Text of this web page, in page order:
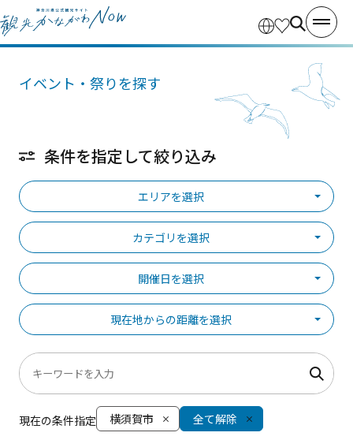
イベント・祭りを探す
条件を指定して絞り込み
エリアを選択
カテゴリを選択
開催日を選択
現在地からの距離を選択
現在の条件指定 横須賀市 全て解除